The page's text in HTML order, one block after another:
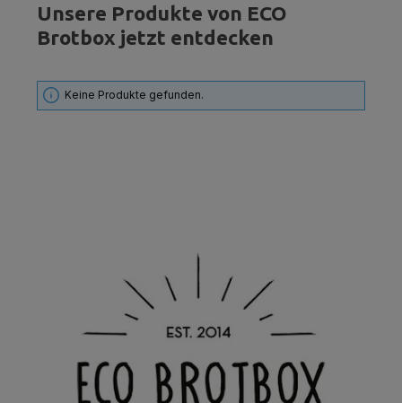
Unsere Produkte von ECO
Brotbox jetzt entdecken
Keine Produkte gefunden.